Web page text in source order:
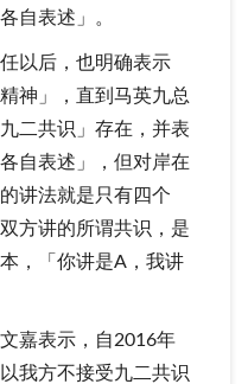
自表述」。
以后，也明确表示
神」，直到马英九总
二共识」存在，并表
自表述」，但对岸在
讲法就是只有四个
方讲的所谓共识，是
，「你讲是A，我讲
嘉表示，自2016年
我方不接受九二共识